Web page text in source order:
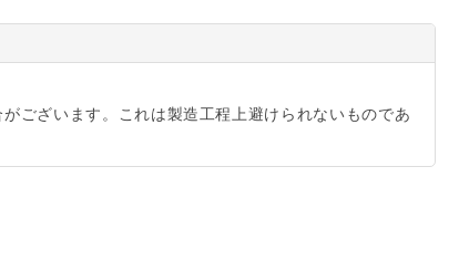
ございます。これは製造工程上避けられないものであ